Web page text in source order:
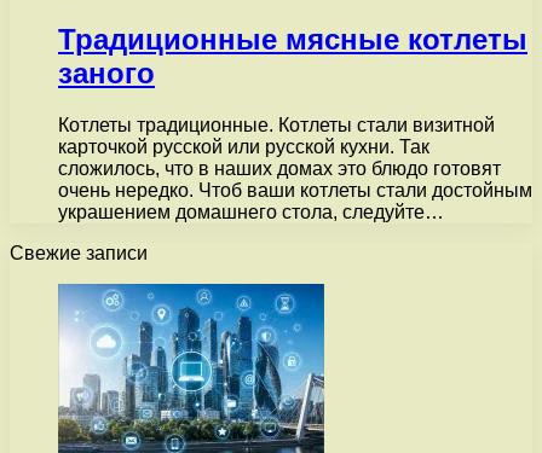
Традиционные мясные котлеты
заного
Котлеты традиционные. Котлеты стали визитной
карточкой русской или русской кухни. Так
сложилось, что в наших домах это блюдо готовят
очень нередко. Чтоб ваши котлеты стали достойным
украшением домашнего стола, следуйте…
Свежие записи